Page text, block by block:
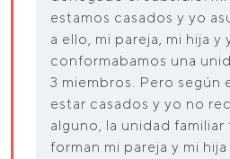
estamos casados y yo
a ello, mi pareja, mi hija y
conformabamos una
3 miembros. Pero según
estar casados y yo no
alguno, la unidad familiar
forman mi pareja y mi